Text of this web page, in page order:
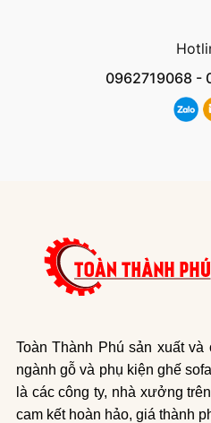
0962719068 -
Toàn Thành Phú sản xuất
ngành gỗ và phụ kiện ghế
là các công ty, nhà xưởng
cam kết hoàn hảo, giá thành